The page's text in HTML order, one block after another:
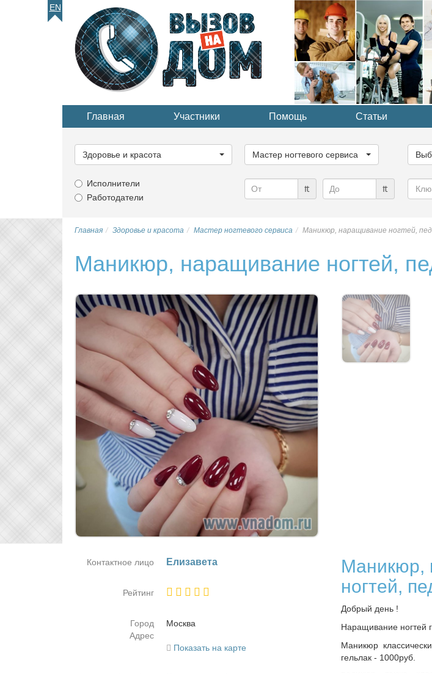
EN
Главная Участники Помощь Статьи
категорию...
Здоровье и красота
категорию...
Мастер ногтевого сервиса
Исполнители
Работодатели
₶ ₶
слова
Главная Здоровье и красота Мастер ногтевого сервиса Маникюр, наращивание ногтей,
Маникюр, наращивание ногтей,
Маникюр,
ногтей,
Добрый день !
Наращивание ногтей
Маникюр
гельлак - 1000руб.
Контактное лицо Ели­за­ве­та
Рейтинг
Город
Москва
Адрес
Показать на карте